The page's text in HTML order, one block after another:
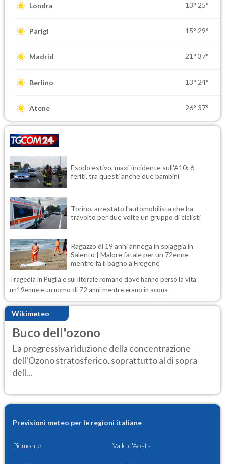
Londra 13° 25°
Parigi 15° 29°
Madrid 21° 37°
Berlino 13° 24°
Atene 26° 37°
Esodo estivo, maxi-incidente sull'A10: 6
feriti, tra questi anche due bambini
Torino, arrestato l'automobilista che ha
travolto per due volte un gruppo di ciclisti
Ragazzo di 19 anni annega in spiaggia in
Salento | Malore fatale per un 72enne
mentre fa il bagno a Fregene
Tragedia in Puglia e sul litorale romano dove hanno perso la vita
un19enne e un uomo di 72 anni mentre erano in acqua
Wikimeteo
Buco dell'ozono
La progressiva riduzione della concentrazione
dell'Ozono stratosferico, soprattutto al di sopra
dell...
Previsioni meteo per le regioni italiane
Piemonte Valle d'Aosta